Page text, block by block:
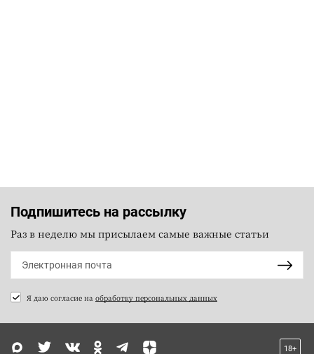
Подпишитесь на рассылку
Раз в неделю мы присылаем самые важные статьи
Я даю согласие на обработку персональных данных
18+